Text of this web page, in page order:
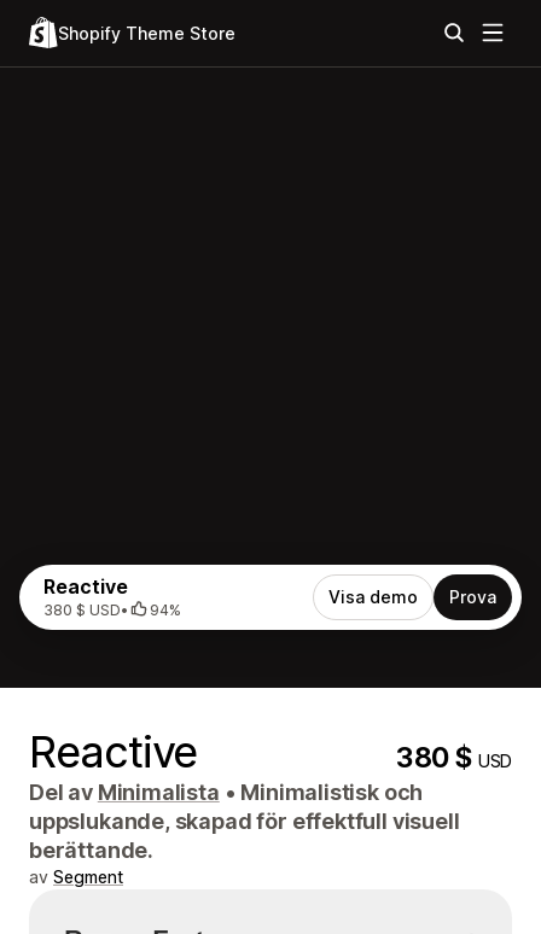
Shopify Theme Store
Reactive
380 $ USD• 94%
Visa demo Prova
Reactive 380 $USD
Del av Minimalista • Minimalistisk och
uppslukande, skapad för effektfull visuell
berättande.
av Segment